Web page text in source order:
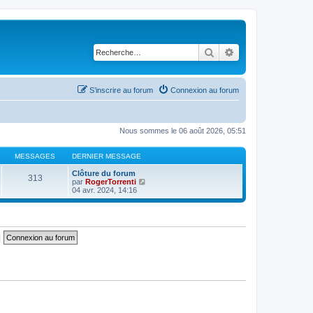
Rechercher
Connexion au forum
S’inscrire au forum
Nous sommes le 06 août 2026, 05:51
MESSAGES DERNIER MESSAGE
313
Clôture du forum
par RogerTorrenti
i
r
04 avr. 2024, 14:16